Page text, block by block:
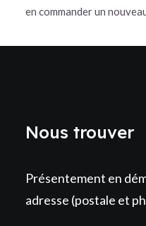
en commander un
Nous trouver
Présentement en
adresse (postale et